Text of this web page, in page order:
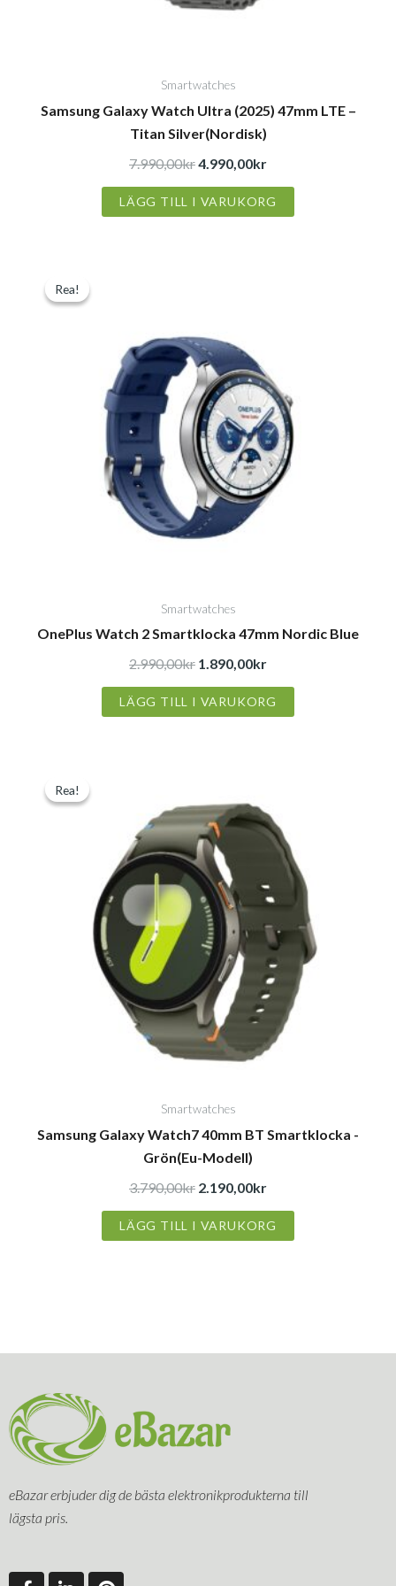
Smartwatches
Samsung Galaxy Watch Ultra (2025) 47mm LTE –
Titan Silver(Nordisk)
7.990,00kr4.990,00kr
LÄGG TILL I VARUKORG
Rea!
Rea!
Smartwatches
OnePlus Watch 2 Smartklocka 47mm Nordic Blue
2.990,00kr
var:
2.990,00kr.
1.890,00kr
LÄGG TILL I VARUKORG
Rea!
Rea!
Smartwatches
Samsung Galaxy Watch7 40mm BT Smartklocka -
Grön(Eu-Modell)
3.790,00kr
priset
var:
3.790,00kr.
2.190,00kr
priset
är:
2.190,00kr.
LÄGG TILL I VARUKORG
eBazar erbjuder dig de bästa elektronikprodukterna till
lägsta pris.
F
L
P